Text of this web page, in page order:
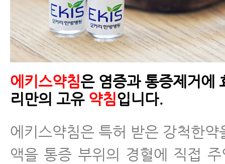
에키스약침은 염증과 통증제거에
리만의 고유 약침입니다.
에키스약침은 특허 받은 강척한약
액을 통증 부위의 경혈에 직접